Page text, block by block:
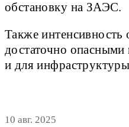
обстановку на ЗАЭС.
Также интенсивность
достаточно опасными
и для
10 авг. 2025